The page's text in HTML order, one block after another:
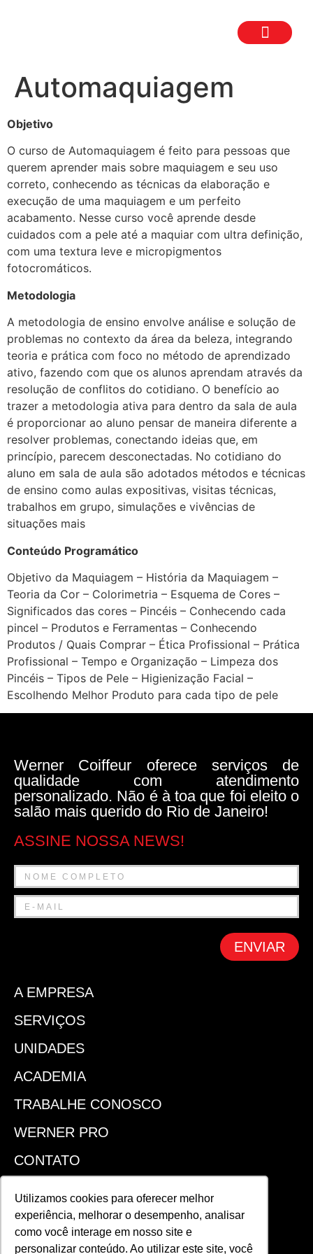
Utilizamos cookies para oferecer melhor
experiência, melhorar o desempenho, analisar
como você interage em nosso site e
personalizar conteúdo. Ao utilizar este site, você
Automaquiagem
Objetivo
O curso de Automaquiagem é feito para pessoas que
querem aprender mais sobre maquiagem e seu uso
correto, conhecendo as técnicas da elaboração e
execução de uma maquiagem e um perfeito
acabamento. Nesse curso você aprende desde
cuidados com a pele até a maquiar com ultra definição,
com uma textura leve e micropigmentos
fotocromáticos.
Metodologia
A metodologia de ensino envolve análise e solução de
problemas no contexto da área da beleza, integrando
teoria e prática com foco no método de aprendizado
ativo, fazendo com que os alunos aprendam através da
resolução de conflitos do cotidiano. O benefício ao
trazer a metodologia ativa para dentro da sala de aula
é proporcionar ao aluno pensar de maneira diferente a
resolver problemas, conectando ideias que, em
princípio, parecem desconectadas. No cotidiano do
aluno em sala de aula são adotados métodos e técnicas
de ensino como aulas expositivas, visitas técnicas,
trabalhos em grupo, simulações e vivências de
situações mais
Conteúdo Programático
Objetivo da Maquiagem – História da Maquiagem –
Teoria da Cor – Colorimetria – Esquema de Cores –
Significados das cores – Pincéis – Conhecendo cada
pincel – Produtos e Ferramentas – Conhecendo
Produtos / Quais Comprar – Ética Profissional – Prática
Profissional – Tempo e Organização – Limpeza dos
Pincéis – Tipos de Pele – Higienização Facial –
Escolhendo Melhor Produto para cada tipo de pele
Werner Coiffeur oferece serviços de
qualidade com atendimento
personalizado. Não é à toa que foi eleito o
salão mais querido do Rio de Janeiro!
ASSINE NOSSA NEWS!
ENVIAR
A EMPRESA
SERVIÇOS
UNIDADES
ACADEMIA
TRABALHE CONOSCO
WERNER PRO
CONTATO
ACOMPANHE!